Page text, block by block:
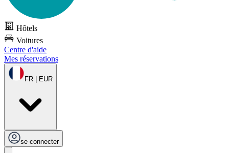
Hôtels
Voitures
Centre d'aide
Mes réservations
FR | EUR
se connecter